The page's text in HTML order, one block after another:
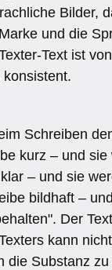
Bilder,
und die
Text ist
Schreiben
kurz – und sie
– und sie
bildhaft –
Der
kann
die Substanz